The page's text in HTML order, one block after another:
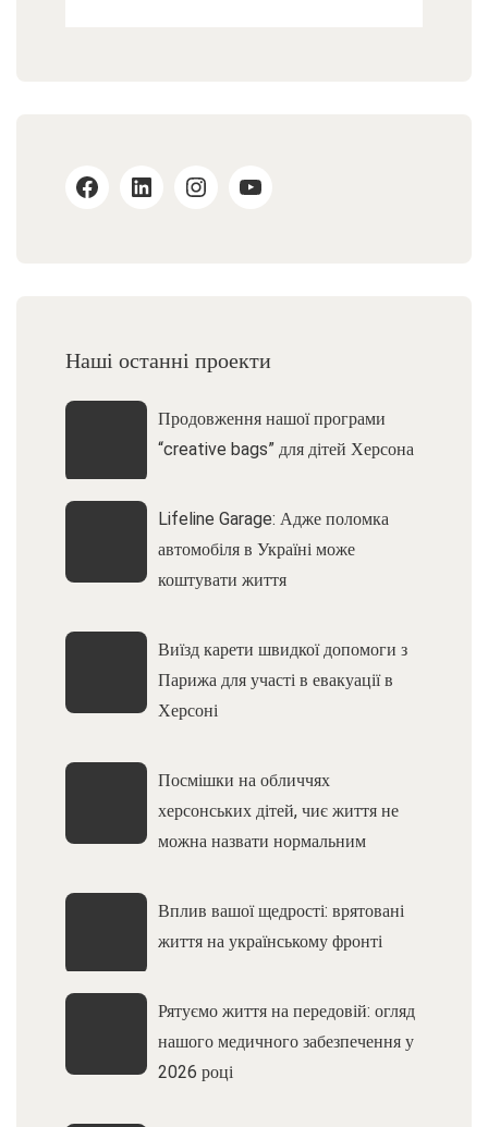
Наші останні проекти
Продовження нашої програми
“creative bags” для дітей Херсона
Lifeline Garage: Адже поломка
автомобіля в Україні може
коштувати життя
Виїзд карети швидкої допомоги з
Парижа для участі в евакуації в
Херсоні
Посмішки на обличчях
херсонських дітей, чиє життя не
можна назвати нормальним
Вплив вашої щедрості: врятовані
життя на українському фронті
Рятуємо життя на передовій: огляд
нашого медичного забезпечення у
2026 році